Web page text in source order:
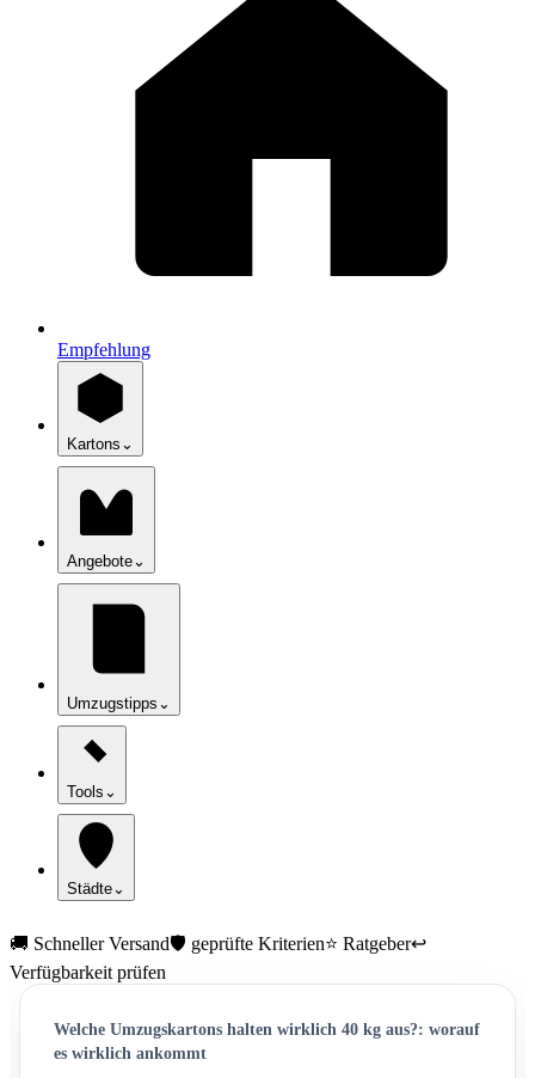
Empfehlung
Kartons ⌄
Angebote⌄
Umzugstipps ⌄
Tools ⌄
Städte⌄
🚚 Schneller Versand🛡️ geprüfte Kriterien⭐ Ratgeber↩️
Verfügbarkeit prüfen
Welche Umzugskartons halten wirklich 40 kg aus?: worauf
es wirklich ankommt